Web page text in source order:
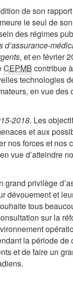
de son
le seul de
des régimes
d’assurance-
, et en février
CEPMB contribue
technologies
en vue
2018. Les
et aux
nos forces et
vue d’atteindre
privilège
dévouement et
tous
sur la
la période
et de faire un